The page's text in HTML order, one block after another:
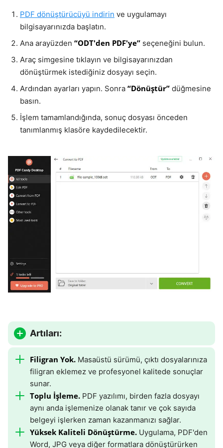
PDF dönüştürücüyü indirin ve uygulamayı
bilgisayarınızda başlatın.
Ana arayüzden “ODT'den PDF'ye” seçeneğini bulun.
Araç simgesine tıklayın ve bilgisayarınızdan
dönüştürmek istediğiniz dosyayı seçin.
Ardından ayarları yapın. Sonra “Dönüştür” düğmesine
basın.
İşlem tamamlandığında, sonuç dosyası önceden
tanımlanmış klasöre kaydedilecektir.
Artıları:
Filigran Yok. Masaüstü sürümü, çıktı dosyalarınıza
filigran eklemez ve profesyonel kalitede sonuçlar
sunar.
Toplu İşleme. PDF yazılımı, birden fazla dosyayı
aynı anda işlemenize olanak tanır ve çok sayıda
belgeyi işlerken zaman kazanmanızı sağlar.
Yüksek Kaliteli Dönüştürme. Uygulama, PDF'den
Word, JPG veya diğer formatlara dönüştürürken